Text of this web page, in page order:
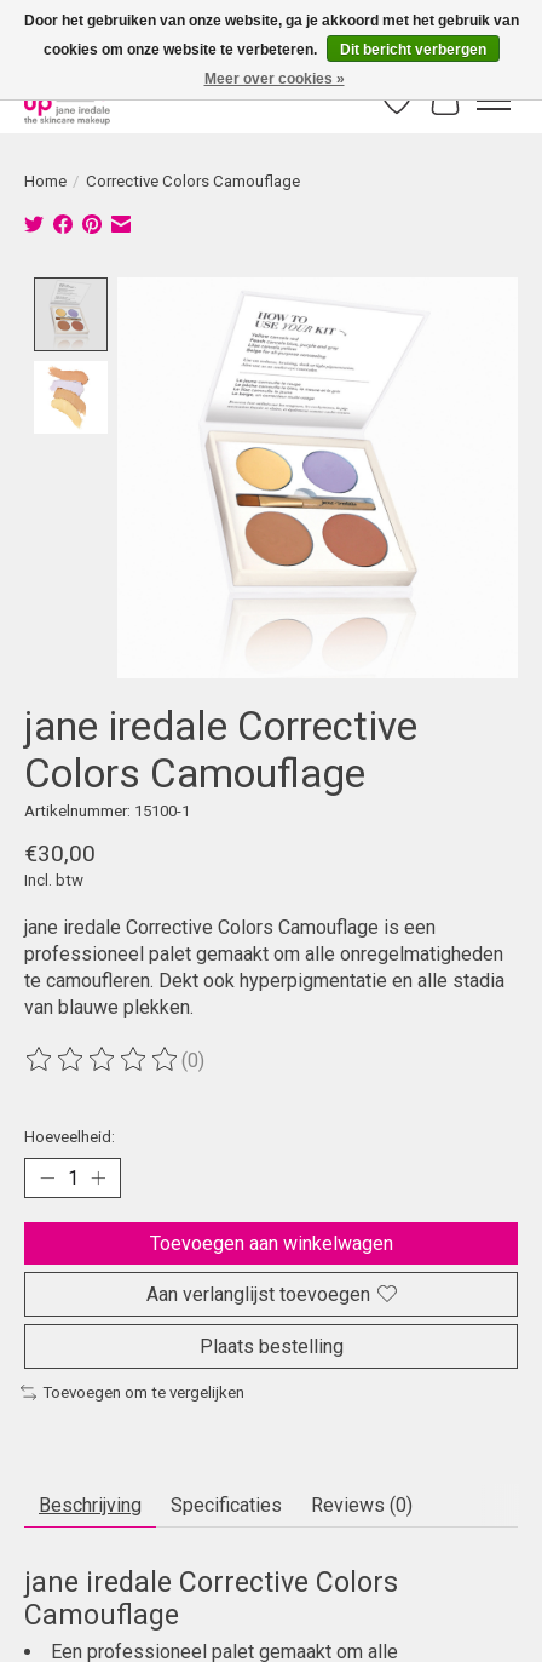
Bestellingen boven € 50,00 worden altijd gratis verzonden!
Verlanglijst
Home / Corrective Colors Camouflage
jane iredale Corrective
Colors Camouflage
Artikelnummer: 15100-1
€30,00
Incl. btw
jane iredale Corrective Colors Camouflage is een
professioneel palet gemaakt om alle onregelmatigheden
te camoufleren. Dekt ook hyperpigmentatie en alle stadia
van blauwe plekken.
De beoordeling van dit product is
(0)
Hoeveelheid:
Toevoegen aan winkelwagen
Aan verlanglijst toevoegen
Plaats bestelling
Toevoegen om te vergelijken
Beschrijving Specificaties Reviews (0)
jane iredale Corrective Colors
Camouflage
Een professioneel palet gemaakt om alle
Door het gebruiken van onze website, ga je akkoord met het gebruik van
cookies om onze website te verbeteren.
Dit bericht verbergen
Meer over cookies »